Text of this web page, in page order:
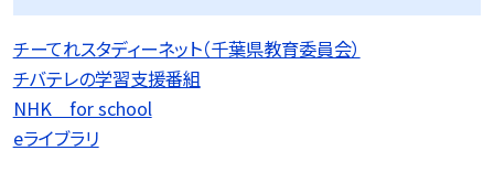
チーてれスタディーネット（千葉県教育委員会）
チバテレの学習支援番組
NHK for school
eライブラリ